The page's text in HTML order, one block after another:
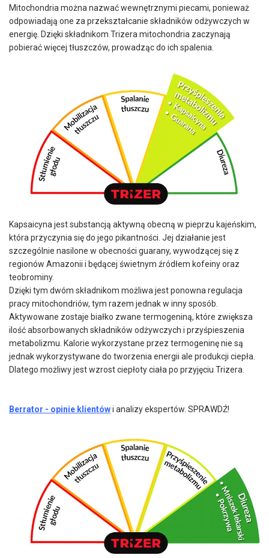
Mitochondria można nazwać wewnętrznymi piecami, ponieważ
odpowiadają one za przekształcanie składników odżywczych w
energię. Dzięki składnikom Trizera mitochondria zaczynają
pobierać więcej tłuszczów, prowadząc do ich spalenia.
Kapsaicyna jest substancją aktywną obecną w pieprzu kajeńskim,
która przyczynia się do jego pikantności. Jej działanie jest
szczególnie nasilone w obecności guarany, wywodzącej się z
regionów Amazonii i będącej świetnym źródłem kofeiny oraz
teobrominy.
Dzięki tym dwóm składnikom możliwa jest ponowna regulacja
pracy mitochondriów, tym razem jednak w inny sposób.
Aktywowane zostaje białko zwane termogeniną, które zwiększa
ilość absorbowanych składników odżywczych i przyśpieszenia
metabolizmu. Kalorie wykorzystane przez termogeninę nie są
jednak wykorzystywane do tworzenia energii ale produkcji ciepła.
Dlatego możliwy jest wzrost ciepłoty ciała po przyjęciu Trizera.
Berrator - opinie klientówi analizy ekspertów. SPRAWDŹ!